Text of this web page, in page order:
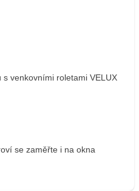
s venkovními roletami VELUX
se zaměřte i na okna